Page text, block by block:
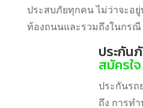
ท้องถนนและรวมถึงในกรณี
ประกัน
สมัครใจ
ประกันรถ
ถึง การท
ความสมัครใจของตัวเจ้าข